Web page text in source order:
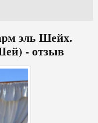
эль Шейх.
- отзыв